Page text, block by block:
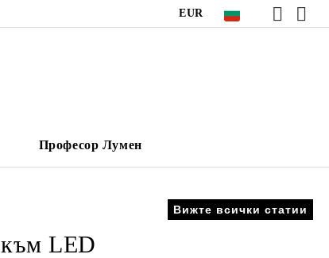
EUR
Професор Лумен
Вижте всички статии
към LED